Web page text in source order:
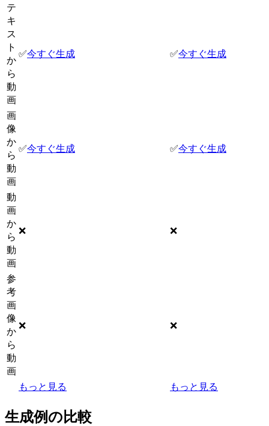
テ
キ
ス
ト
か
ら
動
画
✅今すぐ生成 ✅今すぐ生成
画
像
か
ら
動
画
✅今すぐ生成 ✅今すぐ生成
動
画
か
ら
動
画
❌ ❌
参
考
画
像
か
ら
動
画
❌ ❌
もっと見る もっと見る
生成例の比較